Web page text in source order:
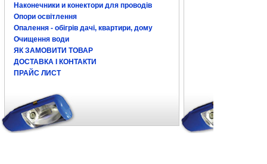
Наконечники и конектори для проводів
Опори освітлення
Опалення - обігрів дачі, квартири, дому
Очищення води
ЯК ЗАМОВИТИ ТОВАР
ДОСТАВКА І КОНТАКТИ
ПРАЙС ЛИСТ